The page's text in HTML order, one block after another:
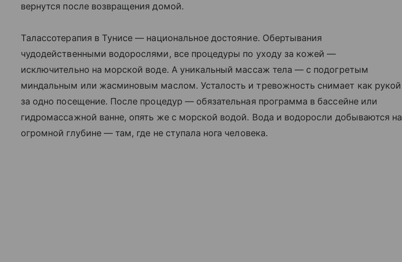
вернутся после возвращения домой.
Талассотерапия в Тунисе — национальное достояние. Обертывания
чудодейственными водорослями, все процедуры по уходу за кожей —
исключительно на морской воде. А уникальный массаж тела — с подогретым
миндальным или жасминовым маслом. Усталость и тревожность снимает как рукой
за одно посещение. После процедур — обязательная программа в бассейне или
гидромассажной ванне, опять же с морской водой. Вода и водоросли добываются на
огромной глубине — там, где не ступала нога человека.